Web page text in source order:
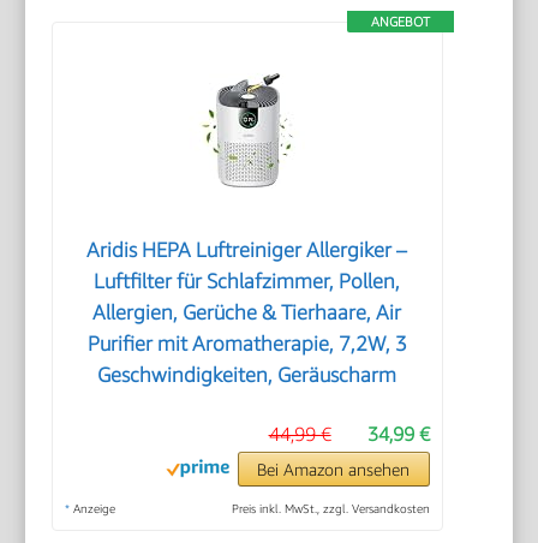
ANGEBOT
Aridis HEPA Luftreiniger Allergiker –
Luftfilter für Schlafzimmer, Pollen,
Allergien, Gerüche & Tierhaare, Air
Purifier mit Aromatherapie, 7,2W, 3
Geschwindigkeiten, Geräuscharm
34,99 €
44,99 €
Bei Amazon ansehen
* Anzeige Preis inkl. MwSt., zzgl. Versandkosten